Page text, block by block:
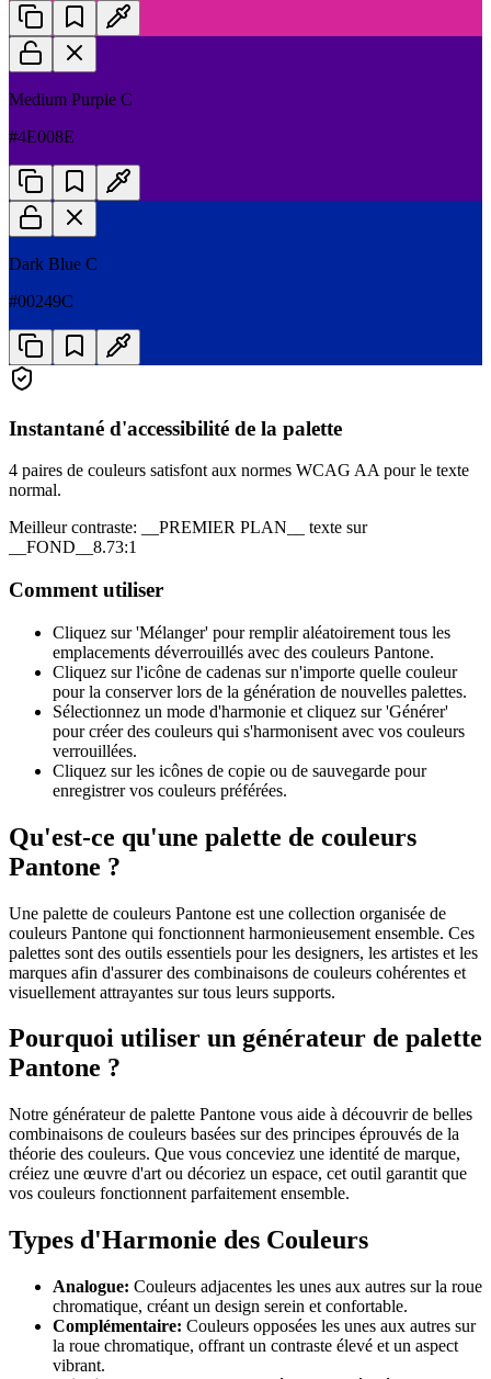
Medium Purple C
#4E008E
Dark Blue C
#00249C
Instantané d'accessibilité de la palette
4 paires de couleurs satisfont aux normes WCAG AA pour le texte
normal.
Meilleur contraste:
__PREMIER PLAN__ texte sur
__FOND__ 8.73:1
Comment utiliser
Cliquez sur 'Mélanger' pour remplir aléatoirement tous les
emplacements déverrouillés avec des couleurs Pantone.
Cliquez sur l'icône de cadenas sur n'importe quelle couleur
pour la conserver lors de la génération de nouvelles palettes.
Sélectionnez un mode d'harmonie et cliquez sur 'Générer'
pour créer des couleurs qui s'harmonisent avec vos couleurs
verrouillées.
Cliquez sur les icônes de copie ou de sauvegarde pour
enregistrer vos couleurs préférées.
Qu'est-ce qu'une palette de couleurs
Pantone ?
Une palette de couleurs Pantone est une collection organisée de
couleurs Pantone qui fonctionnent harmonieusement ensemble. Ces
palettes sont des outils essentiels pour les designers, les artistes et les
marques afin d'assurer des combinaisons de couleurs cohérentes et
visuellement attrayantes sur tous leurs supports.
Pourquoi utiliser un générateur de palette
Pantone ?
Notre générateur de palette Pantone vous aide à découvrir de belles
combinaisons de couleurs basées sur des principes éprouvés de la
théorie des couleurs. Que vous conceviez une identité de marque,
créiez une œuvre d'art ou décoriez un espace, cet outil garantit que
vos couleurs fonctionnent parfaitement ensemble.
Types d'Harmonie des Couleurs
Analogue: Couleurs adjacentes les unes aux autres sur la roue
chromatique, créant un design serein et confortable.
Complémentaire: Couleurs opposées les unes aux autres sur
la roue chromatique, offrant un contraste élevé et un aspect
vibrant.